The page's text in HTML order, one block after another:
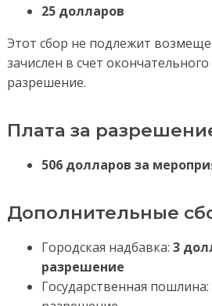
25 долларов
Этот сбор не подлежит
зачислен в счет окончательного
разрешение.
Плата за
506 долларов за
Дополнительные
Городская надбавка: 3
разрешение
Государственная пошлина: